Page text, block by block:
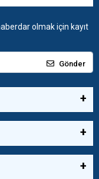
olmak için kayıt
Gönder